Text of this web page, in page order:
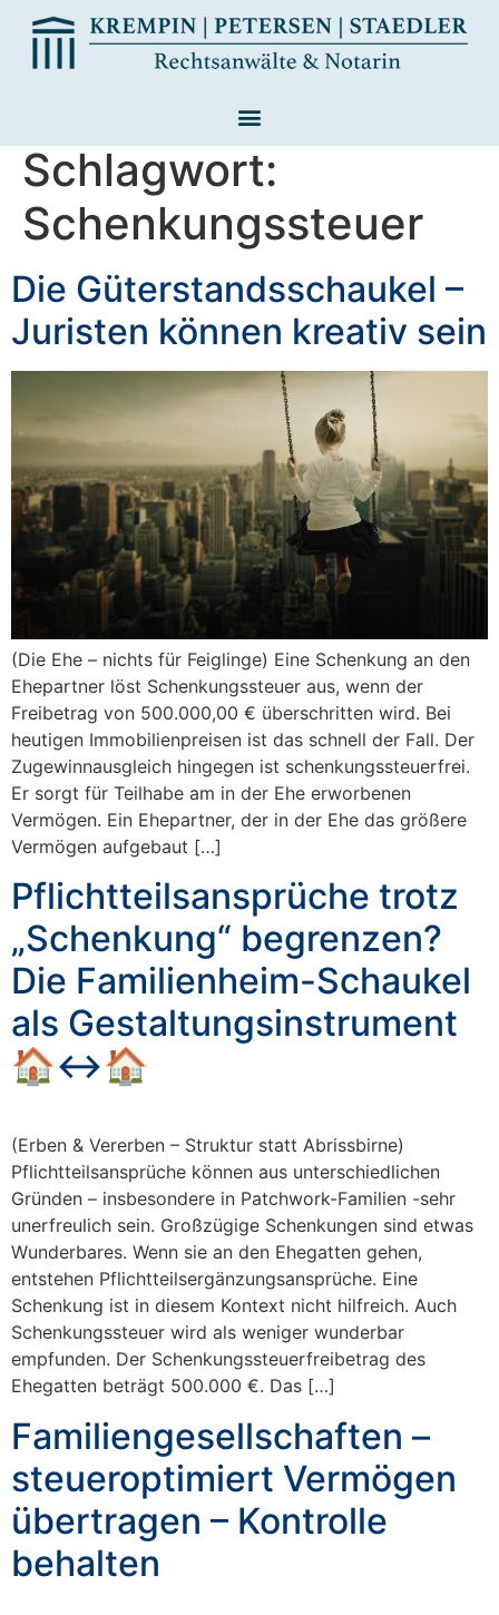
Schlagwort:
Schenkungssteuer
Die Güterstandsschaukel –
Juristen können kreativ sein
(Die Ehe – nichts für Feiglinge) Eine Schenkung an den
Ehepartner löst Schenkungssteuer aus, wenn der
Freibetrag von 500.000,00 € überschritten wird. Bei
heutigen Immobilienpreisen ist das schnell der Fall. Der
Zugewinnausgleich hingegen ist schenkungssteuerfrei.
Er sorgt für Teilhabe am in der Ehe erworbenen
Vermögen. Ein Ehepartner, der in der Ehe das größere
Vermögen aufgebaut […]
Pflichtteilsansprüche trotz
„Schenkung“ begrenzen?
Die Familienheim-Schaukel
als Gestaltungsinstrument
🏠↔️🏠
(Erben & Vererben – Struktur statt Abrissbirne)
Pflichtteilsansprüche können aus unterschiedlichen
Gründen – insbesondere in Patchwork-Familien -sehr
unerfreulich sein. Großzügige Schenkungen sind etwas
Wunderbares. Wenn sie an den Ehegatten gehen,
entstehen Pflichtteilsergänzungsansprüche. Eine
Schenkung ist in diesem Kontext nicht hilfreich. Auch
Schenkungssteuer wird als weniger wunderbar
empfunden. Der Schenkungssteuerfreibetrag des
Ehegatten beträgt 500.000 €. Das […]
Familiengesellschaften –
steueroptimiert Vermögen
übertragen – Kontrolle
behalten